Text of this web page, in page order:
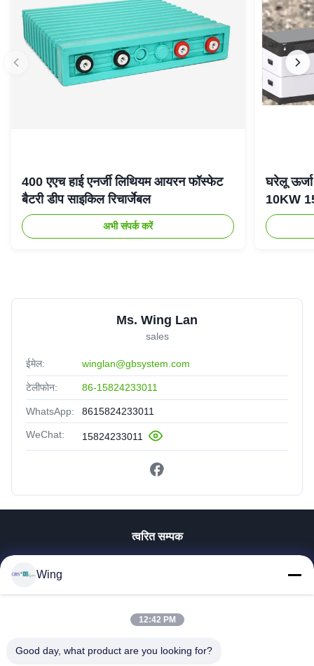
400 एएच हाई एनर्जी लिथियम आयरन फॉस्फेट
बैटरी डीप साइकिल रिचार्जेबल
अभी संपर्क करें
घरेलू
10KW
Ms. Wing Lan
sales
ईमेल: winglan@gbsystem.com
टेलीफोन: 86-15824233011
WhatsApp: 8615824233011
WeChat: 15824233011
त्वरित सम्पक
वीडियो
वी.आर. शो
कारखाने का दौरा
Wing
12:42 PM
Good day, what product are you looking for?